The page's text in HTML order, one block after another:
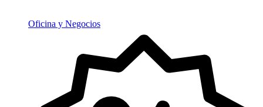
Oficina y Negocios